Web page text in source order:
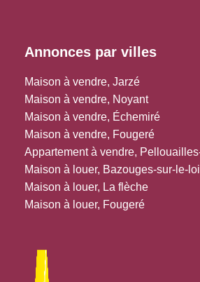
Annonces par villes
Maison à vendre, Jarzé
Maison à vendre, Noyant
Maison à vendre, Échemiré
Maison à vendre, Fougeré
Appartement à vendre,
Maison à louer, Bazouges-sur-le-
Maison à louer, La flèche
Maison à louer, Fougeré